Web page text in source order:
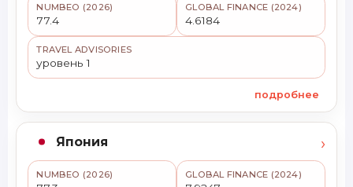
NUMBEO (2026)
77.4
GLOBAL FINANCE (2024)
4.6184
TRAVEL ADVISORIES
уровень 1
подробнее
Япония ›
NUMBEO (2026) GLOBAL FINANCE (2024)